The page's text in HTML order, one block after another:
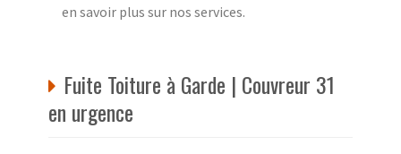
en savoir plus sur nos services.
Fuite Toiture à Garde | Couvreur 31
en urgence